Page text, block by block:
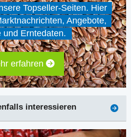
Topseller-Seiten. Hier
Angebote,
und Erntedaten.
erfahren
interessieren